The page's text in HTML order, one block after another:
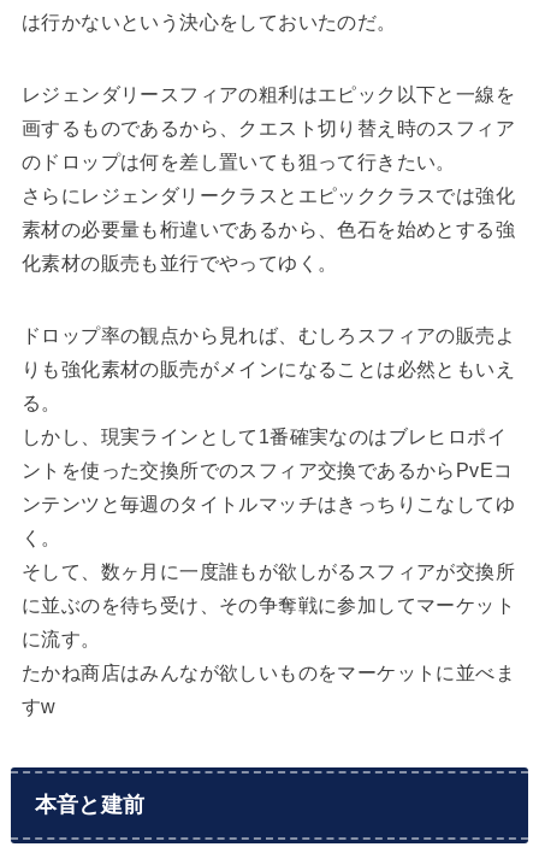
は行かないという決心をしておいたのだ。
レジェンダリースフィアの粗利はエピック以下と一線を
画するものであるから、クエスト切り替え時のスフィア
のドロップは何を差し置いても狙って行きたい。
さらにレジェンダリークラスとエピッククラスでは強化
素材の必要量も桁違いであるから、色石を始めとする強
化素材の販売も並行でやってゆく。
ドロップ率の観点から見れば、むしろスフィアの販売よ
りも強化素材の販売がメインになることは必然ともいえ
る。
しかし、現実ラインとして1番確実なのはブレヒロポイ
ントを使った交換所でのスフィア交換であるからPvEコ
ンテンツと毎週のタイトルマッチはきっちりこなしてゆ
く。
そして、数ヶ月に一度誰もが欲しがるスフィアが交換所
に並ぶのを待ち受け、その争奪戦に参加してマーケット
に流す。
たかね商店はみんなが欲しいものをマーケットに並べま
すw
本音と建前